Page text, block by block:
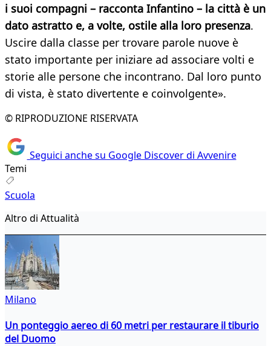
i suoi compagni – racconta Infantino – la città è un
dato astratto e, a volte, ostile alla loro presenza.
Uscire dalla classe per trovare parole nuove è
stato importante per iniziare ad associare volti e
storie alle persone che incontrano. Dal loro punto
di vista, è stato divertente e coinvolgente».
© RIPRODUZIONE RISERVATA
Seguici anche su Google Discover di Avvenire
Temi
Scuola
Altro di Attualità
Milano
Un ponteggio aereo di 60 metri per restaurare il tiburio
del Duomo